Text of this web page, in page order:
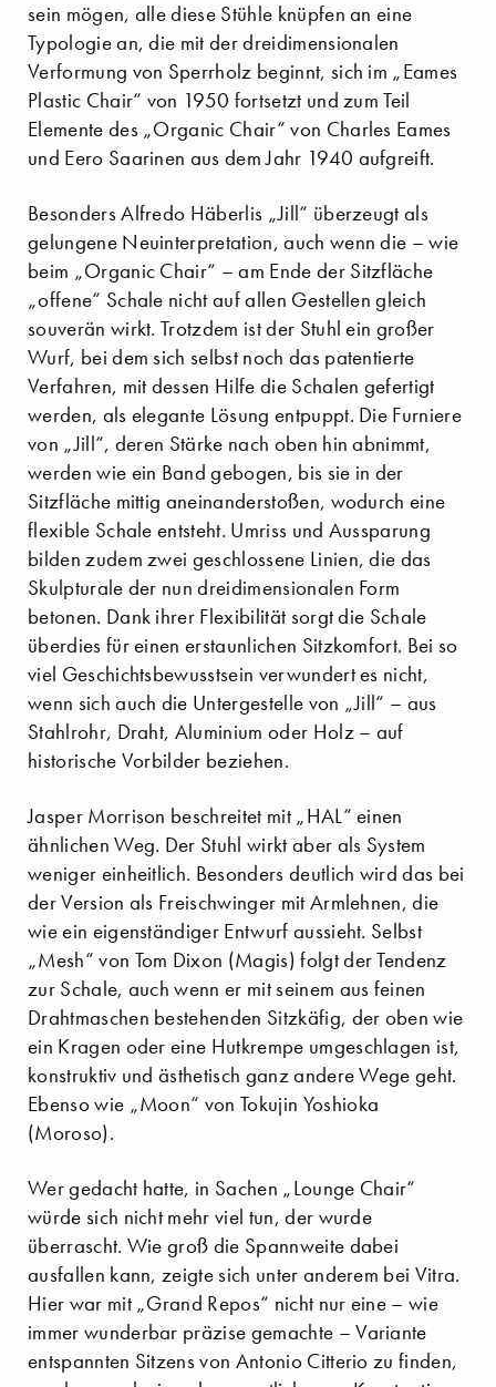
sein mögen, alle diese Stühle knüpfen an eine
Typologie an, die mit der dreidimensionalen
Verformung von Sperrholz beginnt, sich im „Eames
Plastic Chair“ von 1950 fortsetzt und zum Teil
Elemente des „Organic Chair“ von Charles Eames
und Eero Saarinen aus dem Jahr 1940 aufgreift.
Besonders Alfredo Häberlis „Jill“ überzeugt als
gelungene Neuinterpretation, auch wenn die – wie
beim „Organic Chair“ – am Ende der Sitzfläche
„offene“ Schale nicht auf allen Gestellen gleich
souverän wirkt. Trotzdem ist der Stuhl ein großer
Wurf, bei dem sich selbst noch das patentierte
Verfahren, mit dessen Hilfe die Schalen gefertigt
werden, als elegante Lösung entpuppt. Die Furniere
von „Jill“, deren Stärke nach oben hin abnimmt,
werden wie ein Band gebogen, bis sie in der
Sitzfläche mittig aneinanderstoßen, wodurch eine
flexible Schale entsteht. Umriss und Aussparung
bilden zudem zwei geschlossene Linien, die das
Skulpturale der nun dreidimensionalen Form
betonen. Dank ihrer Flexibilität sorgt die Schale
überdies für einen erstaunlichen Sitzkomfort. Bei so
viel Geschichtsbewusstsein verwundert es nicht,
wenn sich auch die Untergestelle von „Jill“ – aus
Stahlrohr, Draht, Aluminium oder Holz – auf
historische Vorbilder beziehen.
Jasper Morrison beschreitet mit „HAL“ einen
ähnlichen Weg. Der Stuhl wirkt aber als System
weniger einheitlich. Besonders deutlich wird das bei
der Version als Freischwinger mit Armlehnen, die
wie ein eigenständiger Entwurf aussieht. Selbst
„Mesh“ von Tom Dixon (Magis) folgt der Tendenz
zur Schale, auch wenn er mit seinem aus feinen
Drahtmaschen bestehenden Sitzkäfig, der oben wie
ein Kragen oder eine Hutkrempe umgeschlagen ist,
konstruktiv und ästhetisch ganz andere Wege geht.
Ebenso wie „Moon“ von Tokujin Yoshioka
(Moroso).
Wer gedacht hatte, in Sachen „Lounge Chair“
würde sich nicht mehr viel tun, der wurde
überrascht. Wie groß die Spannweite dabei
ausfallen kann, zeigte sich unter anderem bei Vitra.
Hier war mit „Grand Repos“ nicht nur eine – wie
immer wunderbar präzise gemachte – Variante
entspannten Sitzens von Antonio Citterio zu finden,